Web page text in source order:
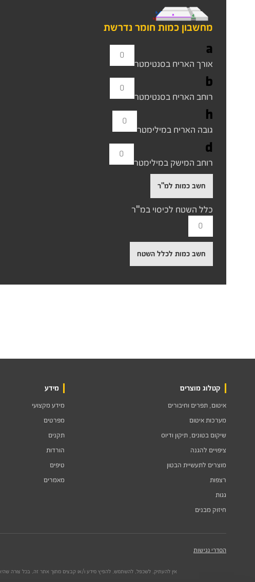
מחשבון כמות חומר נדרשת
a
אורך האריח בסנטימטר
b
רוחב האריח בסנטימטר
h
גובה האריח במילימטר
d
רוחב המישק במילימטר
חשב כמות למ"ר
כלל השטח לכיסוי במ"ר
חשב כמות לכלל השטח
קטלוג מוצרים
איטום, תפרים וחיבורים
מערכות איטום
שיקום בטונים, תיקון ודיוס
ציפויים להגנה
מוצרים לתעשיית הבטון
רצפות
גגות
חיזוק מבנים
מידע
מידע מקצועי
מפרטים
תקנים
הורדות
טיפים
מאמרים
הסדרי נגישות
אין להעתיק, לשכפל, להשתמש, להפיץ מידע ו/או קבצים מתוך אתר זה, בכל צורה